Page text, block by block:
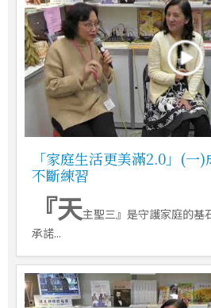
「家庭生活更美滿2.0」(一
不斷練習
『天主聖三』是守護家庭的基
承諾...